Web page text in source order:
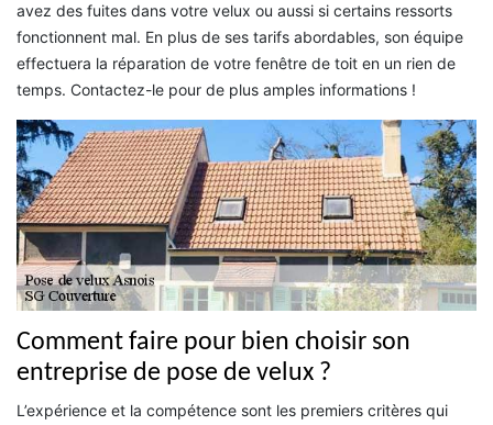
avez des fuites dans votre velux ou aussi si certains ressorts
fonctionnent mal. En plus de ses tarifs abordables, son équipe
effectuera la réparation de votre fenêtre de toit en un rien de
temps. Contactez-le pour de plus amples informations !
Comment faire pour bien choisir son
entreprise de pose de velux ?
L’expérience et la compétence sont les premiers critères qui